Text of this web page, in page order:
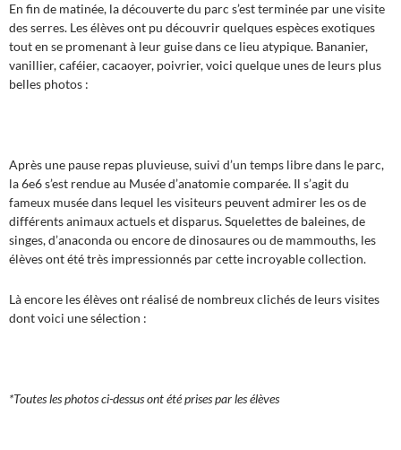
En fin de matinée, la découverte du parc s’est terminée par une visite
des serres. Les élèves ont pu découvrir quelques espèces exotiques
tout en se promenant à leur guise dans ce lieu atypique. Bananier,
vanillier, caféier, cacaoyer, poivrier, voici quelque unes de leurs plus
belles photos :
Après une pause repas pluvieuse, suivi d’un temps libre dans le parc,
la 6e6 s’est rendue au Musée d’anatomie comparée. Il s’agit du
fameux musée dans lequel les visiteurs peuvent admirer les os de
différents animaux actuels et disparus. Squelettes de baleines, de
singes, d’anaconda ou encore de dinosaures ou de mammouths, les
élèves ont été très impressionnés par cette incroyable collection.
Là encore les élèves ont réalisé de nombreux clichés de leurs visites
dont voici une sélection :
*Toutes les photos ci-dessus ont été prises par les élèves